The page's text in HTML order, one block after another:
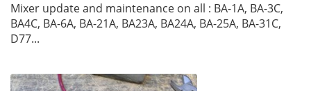
Mixer update and maintenance on all : BA-1A, BA-3C,
BA4C, BA-6A, BA-21A, BA23A, BA24A, BA-25A, BA-31C,
D77...